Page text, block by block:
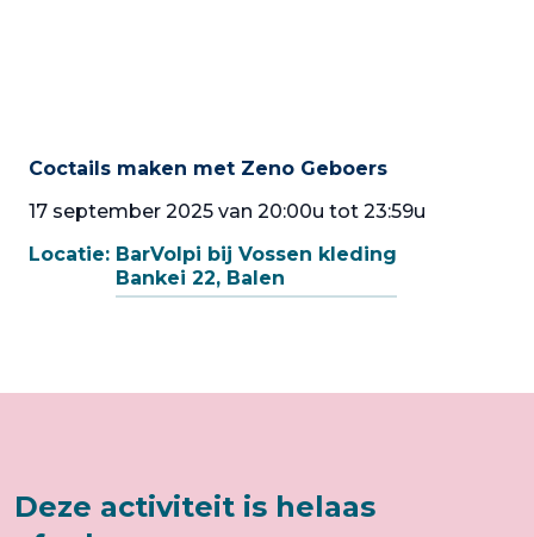
Coctails maken met Zeno Geboers
17 september 2025 van 20:00u tot 23:59u
Locatie: BarVolpi bij Vossen kleding
Bankei 22, Balen
Deze activiteit is helaas